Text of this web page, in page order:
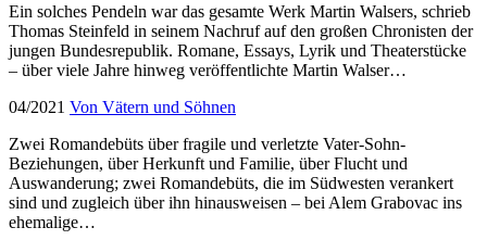
Ein solches Pendeln war das gesamte Werk Martin Walsers, schrieb
Thomas Steinfeld in seinem Nachruf auf den großen Chronisten der
jungen Bundesrepublik. Romane, Essays, Lyrik und Theaterstücke
– über viele Jahre hinweg veröffentlichte Martin Walser…
04/2021 Von Vätern und Söhnen
Zwei Romandebüts über fragile und verletzte Vater-Sohn-
Beziehungen, über Herkunft und Familie, über Flucht und
Auswanderung; zwei Romandebüts, die im Südwesten verankert
sind und zugleich über ihn hinausweisen – bei Alem Grabovac ins
ehemalige…